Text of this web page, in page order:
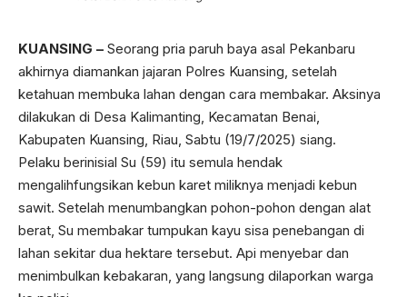
KUANSING – Seorang pria paruh baya asal Pekanbaru
akhirnya diamankan jajaran Polres Kuansing, setelah
ketahuan membuka lahan dengan cara membakar. Aksinya
dilakukan di Desa Kalimanting, Kecamatan Benai,
Kabupaten Kuansing, Riau, Sabtu (19/7/2025) siang.
Pelaku berinisial Su (59) itu semula hendak
mengalihfungsikan kebun karet miliknya menjadi kebun
sawit. Setelah menumbangkan pohon-pohon dengan alat
berat, Su membakar tumpukan kayu sisa penebangan di
lahan sekitar dua hektare tersebut. Api menyebar dan
menimbulkan kebakaran, yang langsung dilaporkan warga